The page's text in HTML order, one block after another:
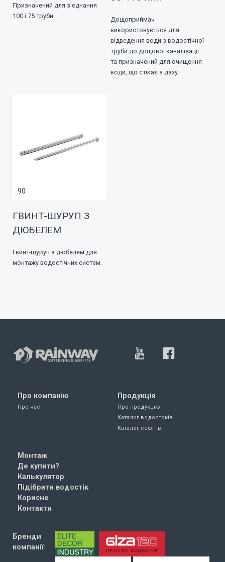
Призначений для з'єднання
100 і 75 труби
Дощоприймач
використовується для
відведення води з водостічної
труби до дощової каналізації
та призначений для очищення
води, що стікає з даху.
90
ГВИНТ-ШУРУП З
ДЮБЕЛЕМ
Гвинт-шуруп з дюбелем для
монтажу водостічних систем.
Про компанію
Про нас
Продукція
Про продукцію
Каталог водостоків
Каталог софітів
Монтаж
Де купити?
Калькулятор
Підібрати водостік
Корисне
Контакти
Бренди
компанії: